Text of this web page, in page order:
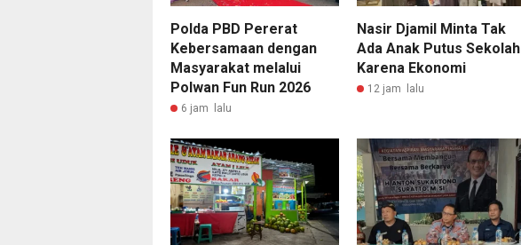
Polda PBD Pererat
Kebersamaan dengan
Masyarakat melalui
Polwan Fun Run 2026
6 jam lalu
Nasir Djamil Minta Tak
Ada Anak Putus Sekolah
Karena Ekonomi
12 jam lalu